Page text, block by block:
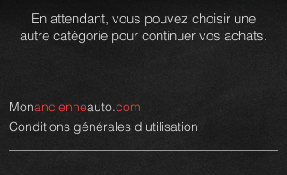
En attendant, vous pouvez choisir une
autre catégorie pour continuer vos achats.
Monancienneauto.com
Conditions générales d'utilisation